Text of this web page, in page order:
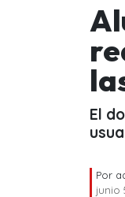
El
Por
junio